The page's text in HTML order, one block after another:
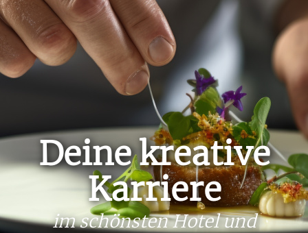
Deine kreative
Karriere
im schönsten Hotel und